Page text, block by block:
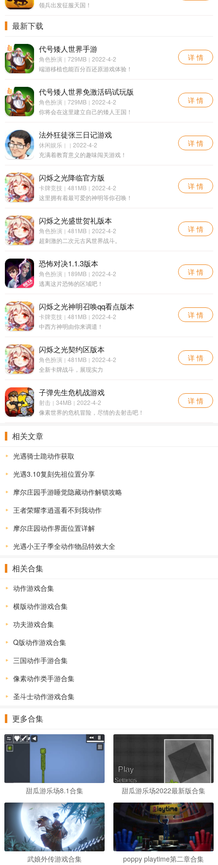
领兵出发征服天国！
最新下载
代号矮人世界手游
角色扮演 | 729MB | 2022-4-2
端游移植也能百分百还原游戏体验！
详 情
代号矮人世界免激活码试玩版
角色扮演 | 729MB | 2022-4-2
你将会在这里建立自己的矮人王国！
详 情
法外狂徒张三日记游戏
休闲娱乐 | | 2022-4-2
充满着教育意义的趣味闯关游戏！
详 情
闪烁之光降临官方版
卡牌竞技 | 481MB | 2022-4-2
这里拥有着最可爱的神明等你召唤！
详 情
闪烁之光盛世贺礼版本
角色扮演 | 481MB | 2022-4-2
超刺激的二次元古风世界战斗。
详 情
恐怖对决1.1.3版本
角色扮演 | 189MB | 2022-4-2
逃离这片恐怖的区域吧！
详 情
闪烁之光神明召唤qq看点版本
卡牌竞技 | 481MB | 2022-4-2
中西方神明由你来调遣！
详 情
闪烁之光契约区版本
角色扮演 | 481MB | 2022-4-2
全新卡牌战斗，展现实力
详 情
子弹先生危机战游戏
射击 | 34MB | 2022-4-2
像素世界的危机冒险，尽情的去射击吧！
详 情
相关文章
光遇骑士跪动作获取
光遇3.10复刻先祖位置分享
摩尔庄园手游睡觉隐藏动作解锁攻略
王者荣耀李逍遥看不到我动作
摩尔庄园动作界面位置详解
光遇小王子季全动作物品特效大全
相关合集
动作游戏合集
横版动作游戏合集
功夫游戏合集
Q版动作游戏合集
三国动作手游合集
像素动作类手游合集
圣斗士动作游戏合集
更多合集
甜瓜游乐场8.1合集 甜瓜游乐场2022最新版合集
武娘外传游戏合集 poppy playtime第二章合集